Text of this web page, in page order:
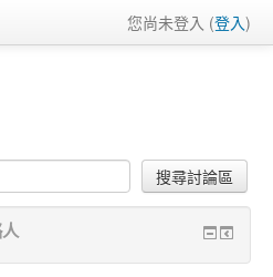
您尚未登入 (登入)